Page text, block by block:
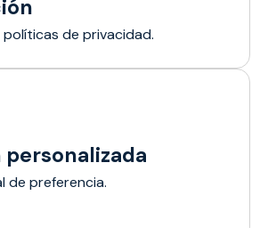
de privacidad.
de preferencia.